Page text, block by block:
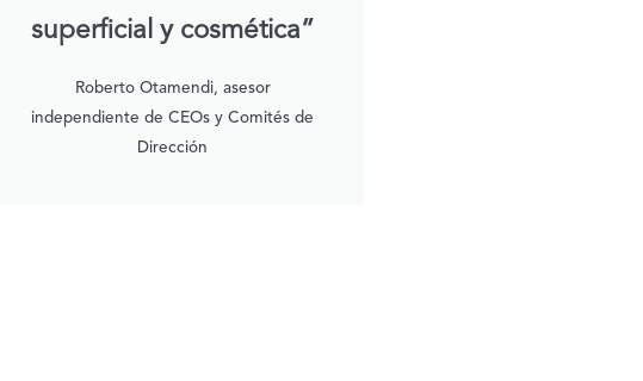
superficial y cosmética”
Roberto Otamendi, asesor
independiente de CEOs y Comités de
Dirección